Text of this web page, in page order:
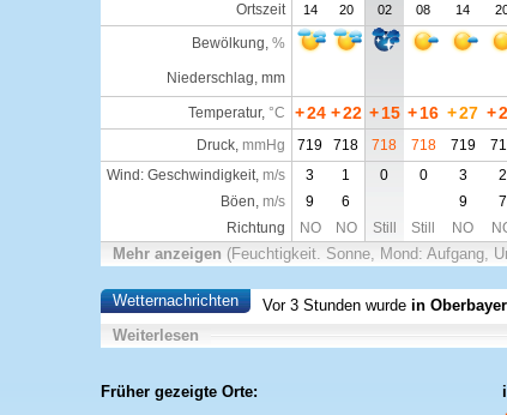
Ortszeit
14 20 02 08 14
Bewölkung, %
Niederschlag, mm
Temperatur, °C +24 +22 + 15 +16 +27 +
Druck, mmHg 719 718 718 718 719
Wind: Geschwindigkeit, m/s 3 1 0 0 3 2
Böen, m/s 9 6 9 7
Richtung
NO NO Still Still NO
Mehr anzeigen (Feuchtigkeit. Sonne, Mond: Aufgang,
Wetternachrichten Vor 3 Stunden wurde in
Weiterlesen
Früher gezeigte Orte: